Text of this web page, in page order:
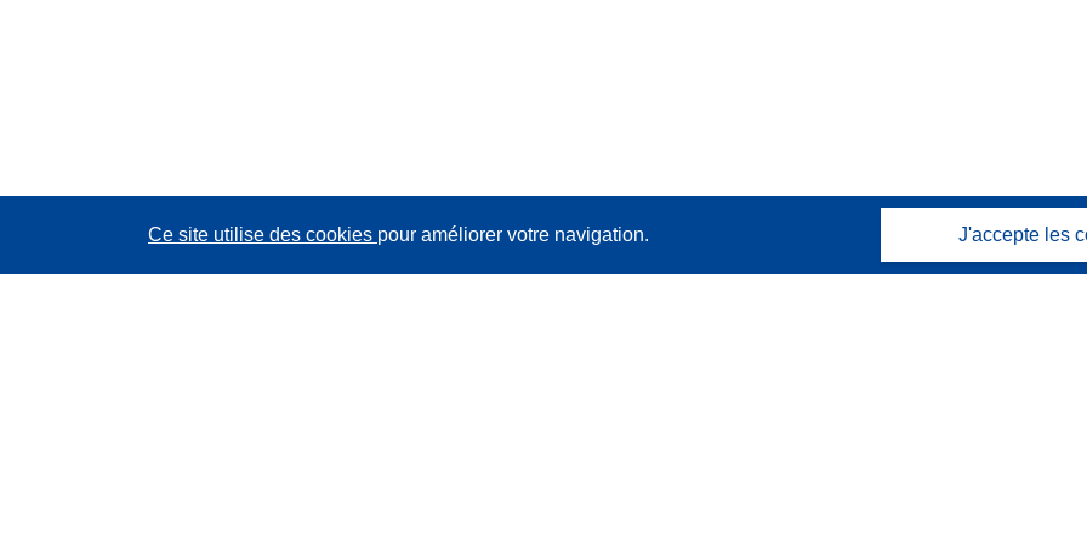
Ce site utilise des cookies pour améliorer votre navigation. J'accepte les